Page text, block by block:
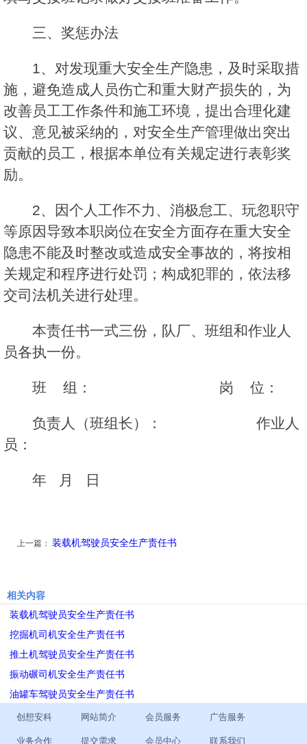
三、奖惩办法
1、对发现重大安全生产隐患，及时采取措
施，避免造成人员伤亡和重大财产损失的，为
改善员工工作条件和施工环境，提出合理化建
议、意见被采纳的，对安全生产管理做出突出
贡献的员工，根据本单位有关规定进行表彰奖
励。
2、因个人工作不力、消极怠工、玩忽职守
等原因导致本职岗位在安全方面存在重大安全
隐患不能及时整改或造成安全事故的，将按相
关规定和程序进行处罚；构成犯罪的，依法移
交司法机关进行处理。
本责任书一式三份，队厂、班组和作业人
员各执一份。
班 组： 岗 位：
负责人（班组长）： 作业人
员：
年 月 日
上一篇： 装载机驾驶员安全生产责任书
相关内容
装载机驾驶员安全生产责任书
挖掘机司机安全生产责任书
推土机驾驶员安全生产责任书
振动碾司机安全生产责任书
油罐车驾驶员安全生产责任书
创想安科 网站简介 会员服务 广告服务
业务合作 提交需求 会员中心 联系我们